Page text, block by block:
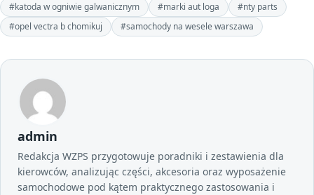
#katoda w ogniwie galwanicznym
#marki aut loga
#nty parts
#opel vectra b chomikuj
#samochody na wesele warszawa
admin
Redakcja WZPS przygotowuje poradniki i zestawienia dla
kierowców, analizując części, akcesoria oraz wyposażenie
samochodowe pod kątem praktycznego zastosowania i